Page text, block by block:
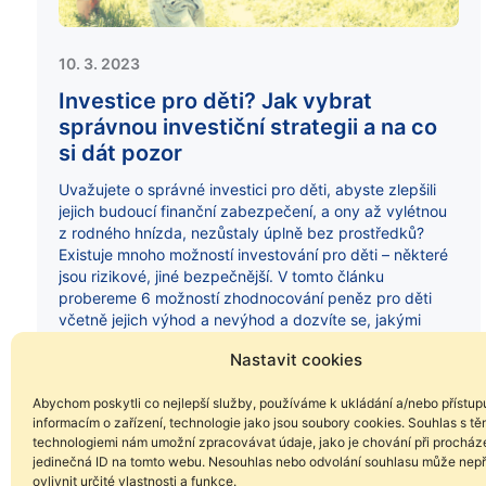
Nastavit cookies
Abychom poskytli co nejlepší služby, používáme k ukládání a/nebo
informacím o zařízení, technologie jako jsou soubory cookies. Souhlas s
technologiemi nám umožní zpracovávat údaje, jako je chování při
jedinečná ID na tomto webu. Nesouhlas nebo odvolání souhlasu může
ovlivnit určité vlastnosti a funkce.
10. 3. 2023
Investice pro děti? Jak vybrat
správnou investiční strategii a na co
si dát pozor
Uvažujete o správné investici pro děti, abyste zlepšili
jejich budoucí finanční zabezpečení, a ony až vylétnou
z rodného hnízda, nezůstaly úplně bez prostředků?
Existuje mnoho možností investování pro děti – některé
jsou rizikové, jiné bezpečnější. V tomto článku
probereme 6 možností zhodnocování peněz pro děti
včetně jejich výhod a nevýhod a dozvíte se, jakými